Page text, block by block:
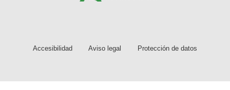
Accesibilidad Aviso legal Protección de datos